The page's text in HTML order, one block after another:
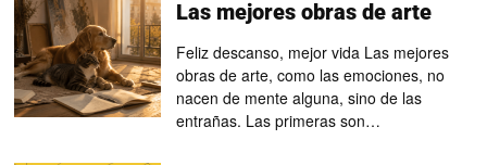
Las mejores obras de arte
Feliz descanso, mejor vida Las mejores
obras de arte, como las emociones, no
nacen de mente alguna, sino de las
entrañas. Las primeras son…